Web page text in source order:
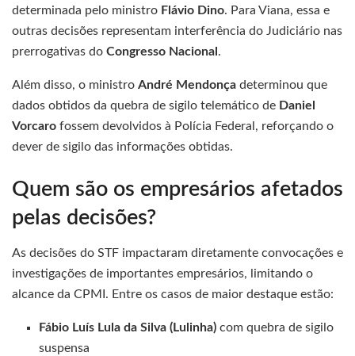
determinada pelo ministro Flávio Dino. Para Viana, essa e
outras decisões representam interferência do Judiciário nas
prerrogativas do Congresso Nacional .
Além disso, o ministro André Mendonça determinou que
dados obtidos da quebra de sigilo telemático de Daniel
Vorcaro fossem devolvidos à Polícia Federal, reforçando o
dever de sigilo das informações obtidas.
Quem são os empresários afetados
pelas decisões?
As decisões do STF impactaram diretamente convocações e
investigações de importantes empresários, limitando o
alcance da CPMI. Entre os casos de maior destaque estão:
Fábio Luís Lula da Silva (Lulinha) com quebra de sigilo
suspensa